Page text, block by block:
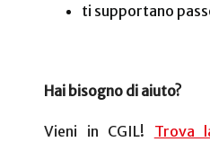
ti supportano
Hai bisogno di aiuto?
Vieni in CGIL! Trova